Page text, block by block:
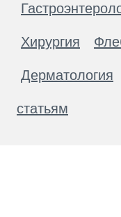
Хирургия
Дерматология
статьям